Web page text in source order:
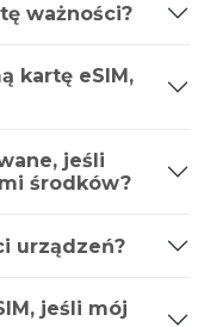
ważności?
kartę eSIM,
jeśli
środków?
urządzeń?
jeśli mój